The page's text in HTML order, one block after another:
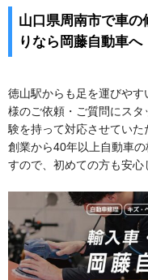
山口県周南市で車の
りなら岡藤自動車へ
徳山駅からも足を運びや
様のご依頼・ご質問にス
験を持って対応させていた
創業から40年以上自動車
すので、初めての方も安心